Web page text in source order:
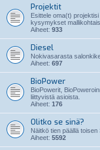
Projektit
Esittele oma(t)
kysymykset
Aiheet: 933
Diesel
Nokivasarasta
Aiheet: 697
BioPower
BioPowerit,
liittyvistä asioista.
Aiheet: 176
Olitko se sinä?
Näitkö tien päällä
Aiheet: 5592